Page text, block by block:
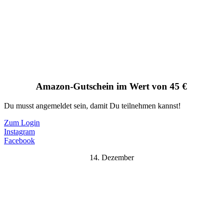
Amazon-Gutschein im Wert von 45 €
Du musst angemeldet sein, damit Du teilnehmen kannst!
Zum Login
Instagram
Facebook
14. Dezember